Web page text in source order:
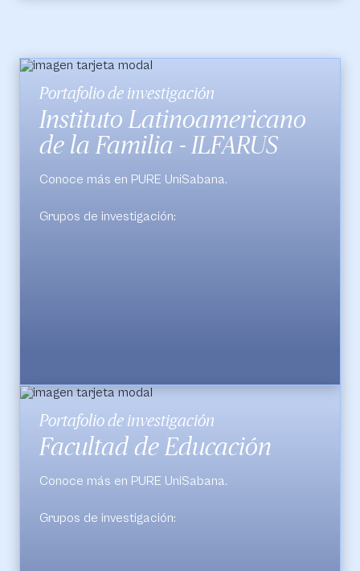
Portafolio de investigación
Instituto Latinoamericano
de la Familia - ILFARUS
Conoce más en PURE UniSabana.
Grupos de investigación:
Portafolio de investigación
Facultad de Educación
Conoce más en PURE UniSabana.
Grupos de investigación: